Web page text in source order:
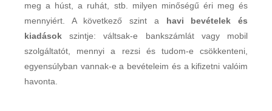
meg a húst, a ruhát, stb. milyen minőségű éri meg és
mennyiért. A következő szint a havi bevételek és
kiadások szintje: váltsak-e bankszámlát vagy mobil
szolgáltatót, mennyi a rezsi és tudom-e csökkenteni,
egyensúlyban vannak-e a bevételeim és a kifizetni valóim
havonta.